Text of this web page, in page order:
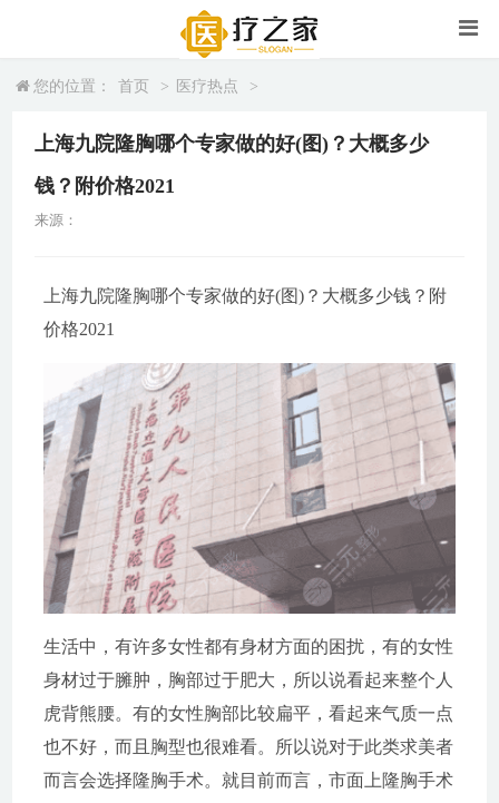
您的位置： 首页 > 医疗热点 >
上海九院隆胸哪个专家做的好(图)？大概多少
钱？附价格2021
来源：
上海九院隆胸哪个专家做的好(图)？大概多少钱？附
价格2021
生活中，有许多女性都有身材方面的困扰，有的女性
身材过于臃肿，胸部过于肥大，所以说看起来整个人
虎背熊腰。有的女性胸部比较扁平，看起来气质一点
也不好，而且胸型也很难看。所以说对于此类求美者
而言会选择隆胸手术。就目前而言，市面上隆胸手术